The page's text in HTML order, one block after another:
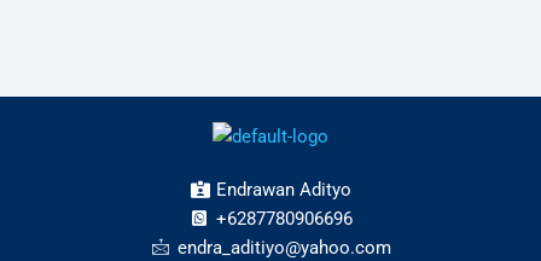
Endrawan Adityo
+6287780906696
endra_aditiyo@yahoo.com